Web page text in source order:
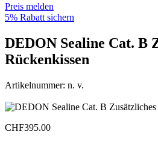
Preis melden
5% Rabatt sichern
DEDON Sealine Cat. B
Rückenkissen
Artikelnummer: n. v.
CHF395.00